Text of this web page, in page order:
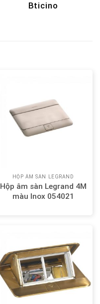
HỘP ÂM SÀN LEGRAND
Hộp âm sàn Legrand 4M
màu Inox 054021